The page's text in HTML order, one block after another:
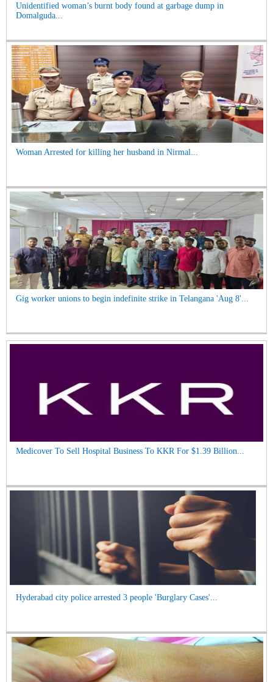
Unidentified woman’s burnt body found at garbage dump in
Domalguda...
Woman Arrested for killing her husband in Nirmal...
Gig worker unions to begin indefinite strike in Telangana 'Aug 8'...
Medicover To Sell Hospital Business To KKR For $1.39 Billion...
Hyderabad city police arrested 3 people 'Burglary Cases'...